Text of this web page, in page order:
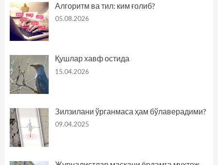
Алгоритм ва тил: ким ғолиб?
05.08.2026
Қушлар хавф остида
15.04.2026
Зилзилани ўрганмаса ҳам бўлаверадими?
09.04.2025